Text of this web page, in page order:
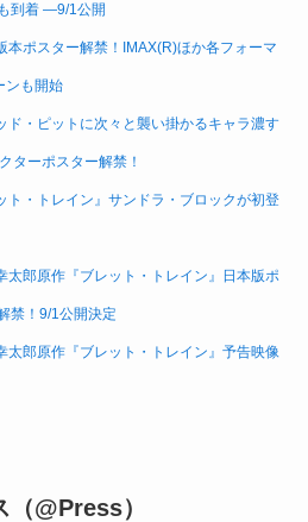
到着 ―9/1公開
本ポスター解禁！IMAX(R)ほか各フォーマ
ンも開始
ド・ピットに次々と襲い掛かるキャラ濃す
ターポスター解禁！
ト・トレイン』サンドラ・ブロックが初登
太郎原作『ブレット・トレイン』日本版ポ
禁！9/1公開決定
太郎原作『ブレット・トレイン』予告映像
@Press）